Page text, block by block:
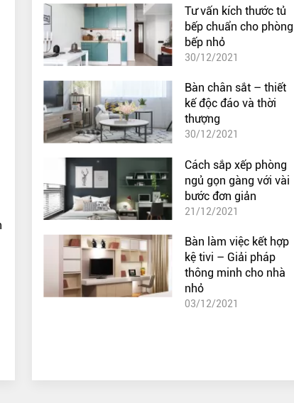
Tư vấn kích thước tủ
bếp chuẩn cho phòng
bếp nhỏ
30/12/2021
Bàn chân sắt – thiết
kế độc đáo và thời
thượng
30/12/2021
Cách sắp xếp phòng
ngủ gọn gàng với vài
bước đơn giản
21/12/2021
Bàn làm việc kết hợp
kệ tivi – Giải pháp
thông minh cho nhà
nhỏ
03/12/2021